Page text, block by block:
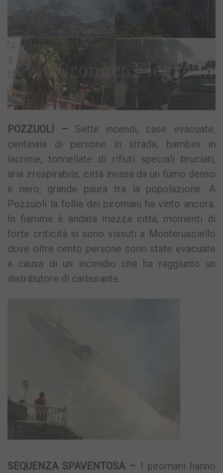
POZZUOLI – Sette incendi, case evacuate,
centinaia di persone in strada, bambini in
lacrime, tonnellate di rifiuti speciali bruciati,
aria irrespirabile, città invasa da un fumo denso
e nero, grande paura tra la popolazione. A
Pozzuoli la follia dei piromani ha vinto ancora.
In fiamme è andata mezza città, momenti di
forte criticità si sono vissuti a Monterusciello
dove oltre cento persone sono state evacuate
a causa di un incendio che ha raggiunto un
distributore di carburante.
SEQUENZA SPAVENTOSA – I piromani hanno